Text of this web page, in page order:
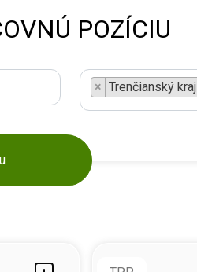
POZÍCIU
× Trenčianský kraj